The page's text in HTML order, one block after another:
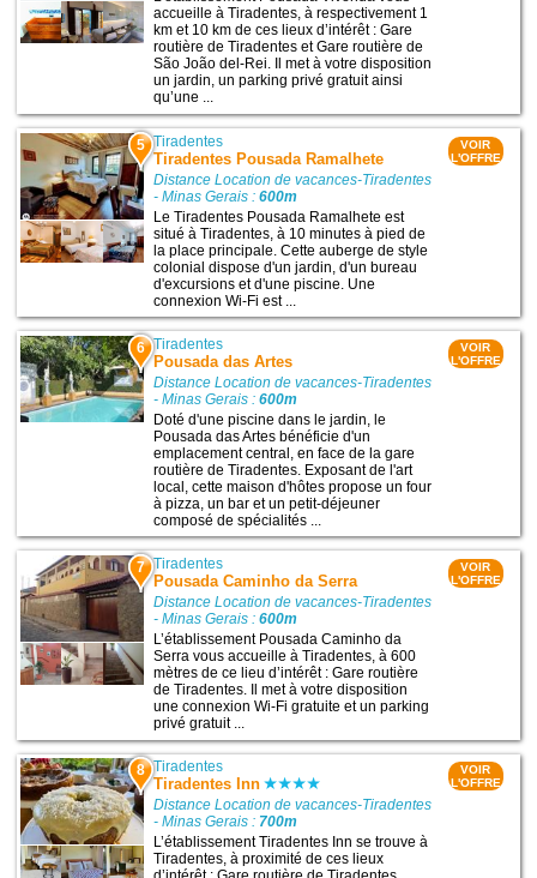
accueille à Tiradentes, à respectivement 1
km et 10 km de ces lieux d’intérêt : Gare
routière de Tiradentes et Gare routière de
São João del-Rei. Il met à votre disposition
un jardin, un parking privé gratuit ainsi
qu’une ...
5 Tiradentes
Tiradentes Pousada Ramalhete
Distance Location de vacances-Tiradentes
- Minas Gerais :600m
Le Tiradentes Pousada Ramalhete est
situé à Tiradentes, à 10 minutes à pied de
la place principale. Cette auberge de style
colonial dispose d'un jardin, d'un bureau
d'excursions et d'une piscine. Une
connexion Wi-Fi est ...
VOIR
L'OFFRE
6 Tiradentes
Pousada das Artes
Distance Location de vacances-Tiradentes
- Minas Gerais :600m
Doté d'une piscine dans le jardin, le
Pousada das Artes bénéficie d'un
emplacement central, en face de la gare
routière de Tiradentes. Exposant de l'art
local, cette maison d'hôtes propose un four
à pizza, un bar et un petit-déjeuner
composé de spécialités ...
VOIR
L'OFFRE
7 Tiradentes
Pousada Caminho da Serra
Distance Location de vacances-Tiradentes
- Minas Gerais :600m
L’établissement Pousada Caminho da
Serra vous accueille à Tiradentes, à 600
mètres de ce lieu d’intérêt : Gare routière
de Tiradentes. Il met à votre disposition
une connexion Wi-Fi gratuite et un parking
privé gratuit ...
VOIR
L'OFFRE
8 Tiradentes
Tiradentes Inn
Distance Location de vacances-Tiradentes
- Minas Gerais : 700m
L’établissement Tiradentes Inn se trouve à
Tiradentes, à proximité de ces lieux
VOIR
L'OFFRE